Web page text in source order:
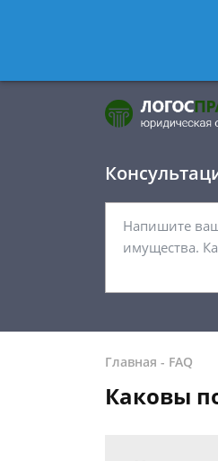
Главная - FAQ
Каковы